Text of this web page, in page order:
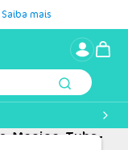
Saiba mais